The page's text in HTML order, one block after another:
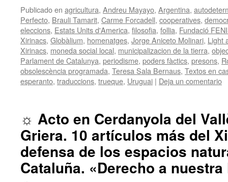
Publicado en agricultura, Andreu Mayayo, Argentina,
Perfecto, Brauli Tamarit, Carme Forcadell, cooperatives,
eleccions, Estats Units d'America, filosofia, follia, Fundació
Xirinacs, Globàlium, homenatges, Jorge Aniceto Molinari, Light
Xirinacs, moneda social local, municipalizacion de la tierra,
Parlament de Catalunya, periodisme, poders fàctics, presons,
obsolescència programada, Teresa Sala Bernaus, Textos en
esperanto, traduccions, trueque, Uruguai | Deja un comentario
☼ Acto en Cerdanyola del
Griera. 10 artículos más del
defensa de los espacios
Cataluña. «Derecho a